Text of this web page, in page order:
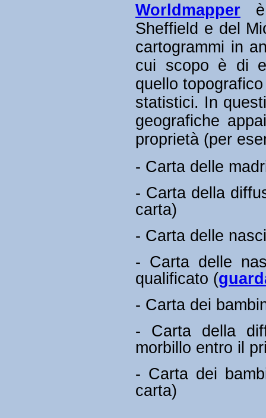
Worldmapper è
Sheffield e del
cartogrammi in
cui scopo è di
quello
statistici. In
geografiche
proprietà (per
- Carta delle
- Carta della
carta)
- Carta delle
- Carta delle
qualificato (
- Carta dei
- Carta della
morbillo entro il
- Carta dei
carta)